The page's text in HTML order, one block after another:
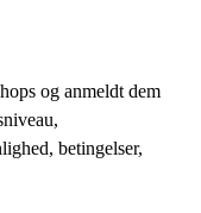
og anmeldt dem
betingelser,